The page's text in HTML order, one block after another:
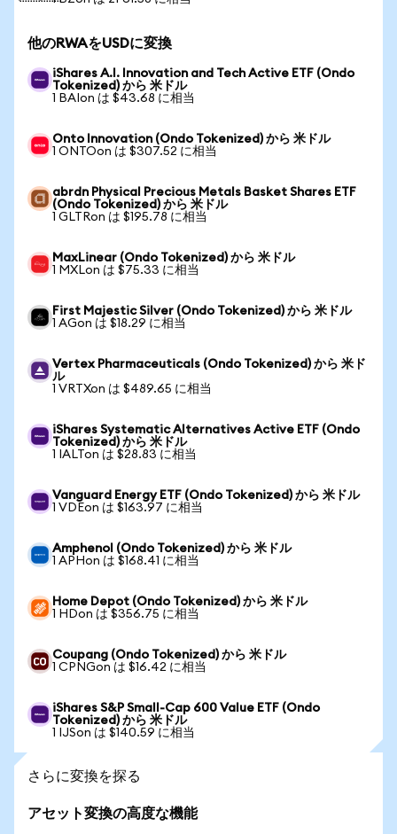
他のRWAをUSDに変換
iShares A.I. Innovation and Tech Active ETF (Ondo
Tokenized) から 米ドル
1 BAIon は $43.68 に相当
Onto Innovation (Ondo Tokenized) から 米ドル
1 ONTOon は $307.52 に相当
abrdn Physical Precious Metals Basket Shares ETF
(Ondo Tokenized) から 米ドル
1 GLTRon は $195.78 に相当
MaxLinear (Ondo Tokenized) から 米ドル
1 MXLon は $75.33 に相当
First Majestic Silver (Ondo Tokenized) から 米ドル
1 AGon は $18.29 に相当
Vertex Pharmaceuticals (Ondo Tokenized) から 米ド
ル
1 VRTXon は $489.65 に相当
iShares Systematic Alternatives Active ETF (Ondo
Tokenized) から 米ドル
1 IALTon は $28.83 に相当
Vanguard Energy ETF (Ondo Tokenized) から 米ドル
1 VDEon は $163.97 に相当
Amphenol (Ondo Tokenized) から 米ドル
1 APHon は $168.41 に相当
Home Depot (Ondo Tokenized) から 米ドル
1 HDon は $356.75 に相当
Coupang (Ondo Tokenized) から 米ドル
1 CPNGon は $16.42 に相当
iShares S&P Small-Cap 600 Value ETF (Ondo
Tokenized) から 米ドル
1 IJSon は $140.59 に相当
さらに変換を探る
アセット変換の高度な機能